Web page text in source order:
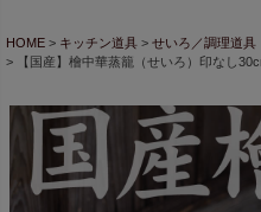
HOME キッチン道具
せいろ／調理道具
【国産】檜中華蒸籠（せいろ）印なし